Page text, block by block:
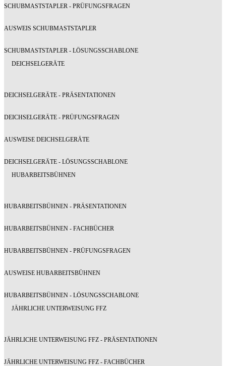
SCHUBMASTSTAPLER - PRÜFUNGSFRAGEN
AUSWEIS SCHUBMASTSTAPLER
SCHUBMASTSTAPLER - LÖSUNGSSCHABLONE
DEICHSELGERÄTE
DEICHSELGERÄTE - PRÄSENTATIONEN
DEICHSELGERÄTE - PRÜFUNGSFRAGEN
AUSWEISE DEICHSELGERÄTE
DEICHSELGERÄTE - LÖSUNGSSCHABLONE
HUBARBEITSBÜHNEN
HUBARBEITSBÜHNEN - PRÄSENTATIONEN
HUBARBEITSBÜHNEN - FACHBÜCHER
HUBARBEITSBÜHNEN - PRÜFUNGSFRAGEN
AUSWEISE HUBARBEITSBÜHNEN
HUBARBEITSBÜHNEN - LÖSUNGSSCHABLONE
JÄHRLICHE UNTERWEISUNG FFZ
JÄHRLICHE UNTERWEISUNG FFZ - PRÄSENTATIONEN
JÄHRLICHE UNTERWEISUNG FFZ - FACHBÜCHER